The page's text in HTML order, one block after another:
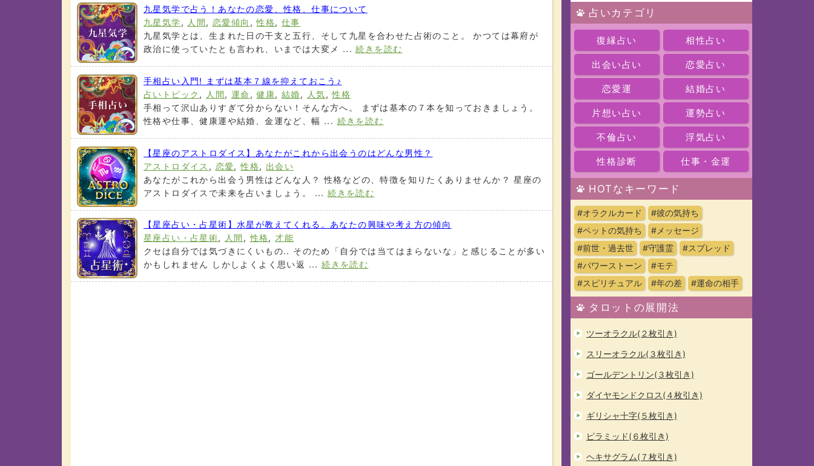
九星気学で占う！あなたの恋愛、性格、仕事について
九星気学, 人間,恋愛傾向 ,性格,仕事
九星気学とは、生まれた日の干支と五行、そして九星を合わせた占術のこと。 かつては幕府が
政治に使っていたとも言われ、いまでは大変メ ...続きを読む
手相占い入門! まずは基本７線を抑えておこう♪
占いトピック , 人間, 運命 ,健康,結婚, 人気,性格
手相って沢山ありすぎて分からない！そんな方へ。 まずは基本の７本を知っておきましょう。
性格や仕事、健康運や結婚、金運など、幅 ... 続きを読む
【星座のアストロダイス】あなたがこれから出会うのはどんな男性？
アストロダイス , 恋愛,性格, 出会い
あなたがこれから出会う男性はどんな人？ 性格などの、特徴を知りたくありませんか？ 星座の
アストロダイスで未来を占いましょう。 ...続きを読む
【星座占い・占星術】水星が教えてくれる。あなたの興味や考え方の傾向
星座占い・占星術, 人間 ,性格,才能
クセは自分では気づきにくいもの.. そのため「自分では当てはまらないな」と感じることが多い
かもしれません しかしよくよく思い返 ...続きを読む
占いカテゴリ
復縁占い 相性占い
出会い占い 恋愛占い
恋愛運 結婚占い
片想い占い 運勢占い
不倫占い 浮気占い
性格診断 仕事・金運
HOTなキーワード
#オラクルカード
#彼の気持ち
#ペットの気持ち
#メッセージ
#前世・過去世
#守護霊
#スプレッド
#パワーストーン
#モテ
#スピリチュアル
#年の差 #運命の相手
タロットの展開法
ツーオラクル(２枚引き)
スリーオラクル(３枚引き)
ゴールデントリン(３枚引き)
ダイヤモンドクロス(４枚引き)
ギリシャ十字(５枚引き)
ピラミッド(６枚引き)
ヘキサグラム(７枚引き)